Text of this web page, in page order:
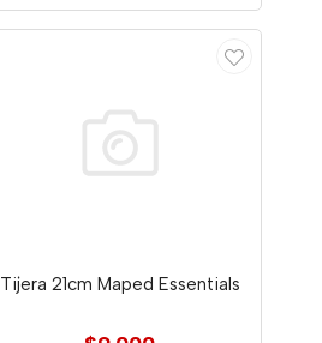
Tijera 21cm Maped Essentials